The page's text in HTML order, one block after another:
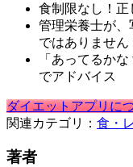
食制限なし！正
管理栄養士が
ではありません
「あってるか
でアドバイス
ダイエットアプリに
関連カテゴリ： 食・
著者